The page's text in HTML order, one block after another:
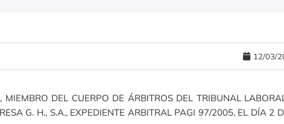
12/03/
DEL CUERPO DE ÁRBITROS DEL TRIBUNAL
G. H., S.A., EXPEDIENTE ARBITRAL PAGI 97/2005, EL DÍA 2